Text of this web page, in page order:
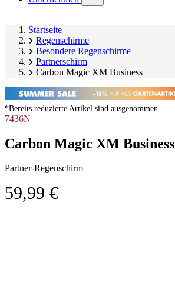
submenu)
Startseite
Regenschirme
Besondere Regenschirme
Partnerschirm
Carbon Magic XM Business
*Bereits reduzierte Artikel sind ausgenommen.
7436N
Carbon Magic XM Business
Partner-Regenschirm
59,99 €